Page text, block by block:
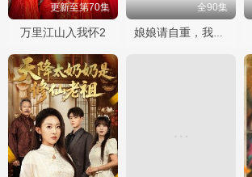
更新至第70集
万里江山入我怀2
全90集
娘娘请自重，我真的不想代替陛下